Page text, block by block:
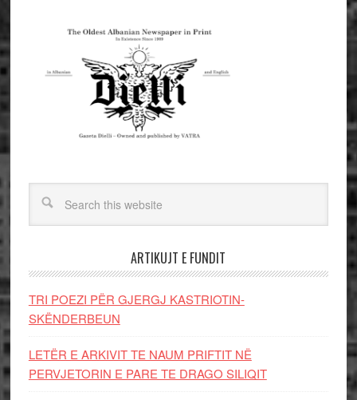
ARTIKUJT E FUNDIT
TRI POEZI PËR GJERGJ KASTRIOTIN-
SKËNDERBEUN
LETËR E ARKIVIT TE NAUM PRIFTIT NË
PERVJETORIN E PARE TE DRAGO SILIQIT